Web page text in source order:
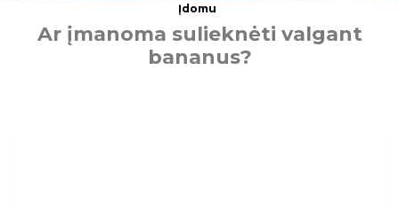
Įdomu
Ar įmanoma sulieknėti valgant
bananus?